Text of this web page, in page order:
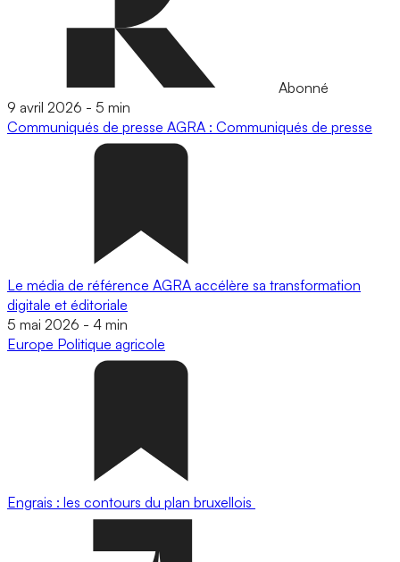
Abonné
9 avril 2026 - 5 min
Communiqués de presse AGRA : Communiqués de presse
Le média de référence AGRA accélère sa transformation
digitale et éditoriale
5 mai 2026 - 4 min
Europe Politique agricole
Engrais : les contours du plan bruxellois